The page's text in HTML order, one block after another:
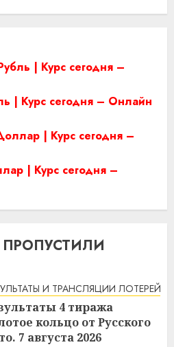
| Курс сегодня –
| Курс сегодня – Онлайн
| Курс сегодня –
| Курс сегодня –
И ТРАНСЛЯЦИИ ЛОТЕРЕЙ
4 тиража
кольцо от Русского
7 августа 2026